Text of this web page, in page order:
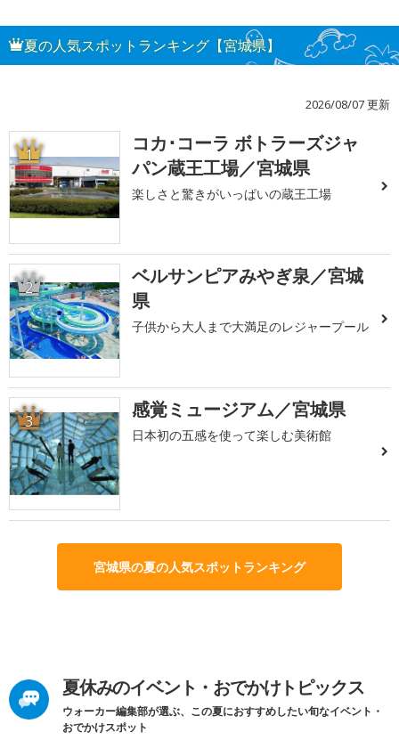
夏の人気スポットランキング【宮城県】
2026/08/07 更新
1
コカ･コーラ ボトラーズジャ
パン蔵王工場／宮城県
楽しさと驚きがいっぱいの蔵王工場
2
ベルサンピアみやぎ泉／宮城
県
子供から大人まで大満足のレジャープール
3 感覚ミュージアム／宮城県
日本初の五感を使って楽しむ美術館
宮城県の夏の人気スポットランキング
夏休みのイベント・おでかけトピックス
ウォーカー編集部が選ぶ、この夏におすすめしたい旬なイベント・
おでかけスポット